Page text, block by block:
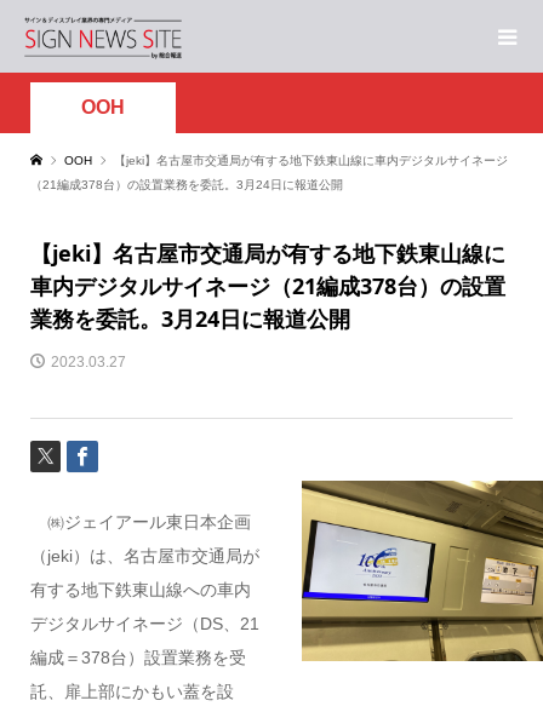
OOH
OOH
【jeki】名古屋市交通局が有する地下鉄東山線に車内デジタルサイネージ
（21編成378台）の設置業務を委託。3月24日に報道公開
【jeki】名古屋市交通局が有する地下鉄東山線に
車内デジタルサイネージ（21編成378台）の設置
業務を委託。3月24日に報道公開
2023.03.27
㈱ジェイアール東日本企画
（jeki）は、名古屋市交通局が
有する地下鉄東山線への車内
デジタルサイネージ（DS、21
編成＝378台）設置業務を受
託、扉上部にかもい蓋を設